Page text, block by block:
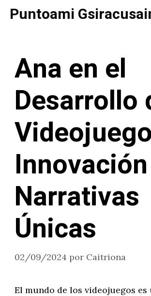
SaltarPuntoami
Ana en el
Desarrollo
Narrativas
Únicas
02/09/2024 por Caitriona
El mundo de los videojuegos es